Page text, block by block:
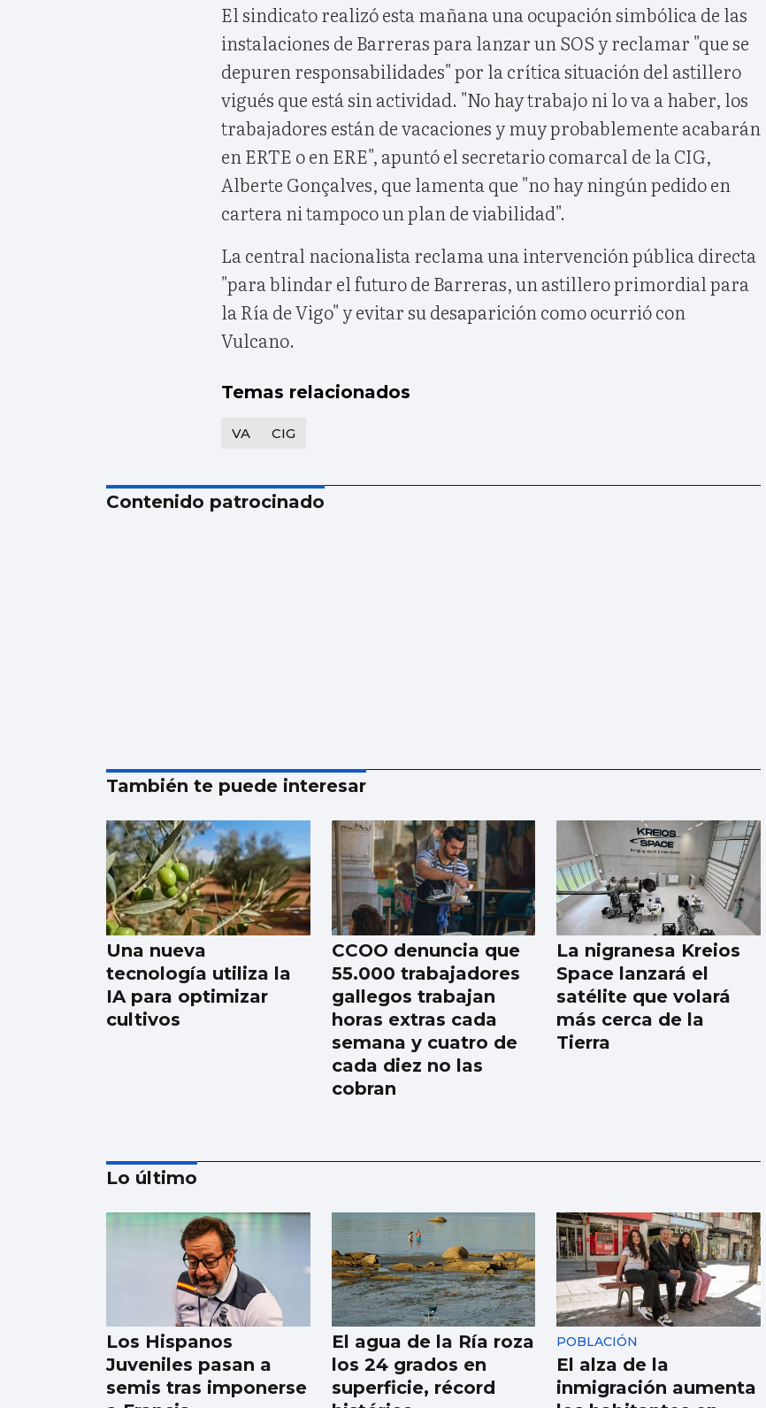
El sindicato realizó esta mañana una ocupación simbólica de las
instalaciones de Barreras para lanzar un SOS y reclamar "que se
depuren responsabilidades" por la crítica situación del astillero
vigués que está sin actividad. "No hay trabajo ni lo va a haber, los
trabajadores están de vacaciones y muy probablemente acabarán
en ERTE o en ERE", apuntó el secretario comarcal de la CIG,
Alberte Gonçalves, que lamenta que "no hay ningún pedido en
cartera ni tampoco un plan de viabilidad".
La central nacionalista reclama una intervención pública directa
"para blindar el futuro de Barreras, un astillero primordial para
la Ría de Vigo" y evitar su desaparición como ocurrió con
Vulcano.
Temas relacionados
VA CIG
Contenido patrocinado
También te puede interesar
Una nueva
tecnología utiliza la
IA para optimizar
cultivos
CCOO denuncia que
55.000 trabajadores
gallegos trabajan
horas extras cada
semana y cuatro de
cada diez no las
cobran
La nigranesa Kreios
Space lanzará el
satélite que volará
más cerca de la
Tierra
Récord de personas
afiliadas en Vigo y
provincia en julio
aunque sube el paro
Lo último
Los Hispanos
Juveniles pasan a
semis tras imponerse
El agua de la Ría roza
los 24 grados en
superficie, récord
POBLACIÓN
El alza de la
inmigración aumenta